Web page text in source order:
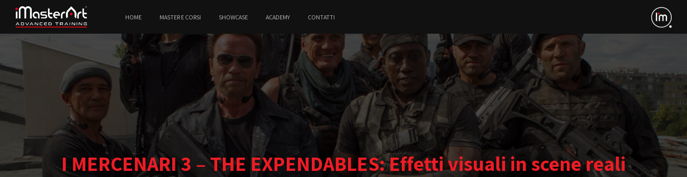
HOME MASTER E CORSI SHOWCASE ACADEMY CONTATTI
I MERCENARI 3 – THE EXPENDABLES: Effetti visuali in scene reali